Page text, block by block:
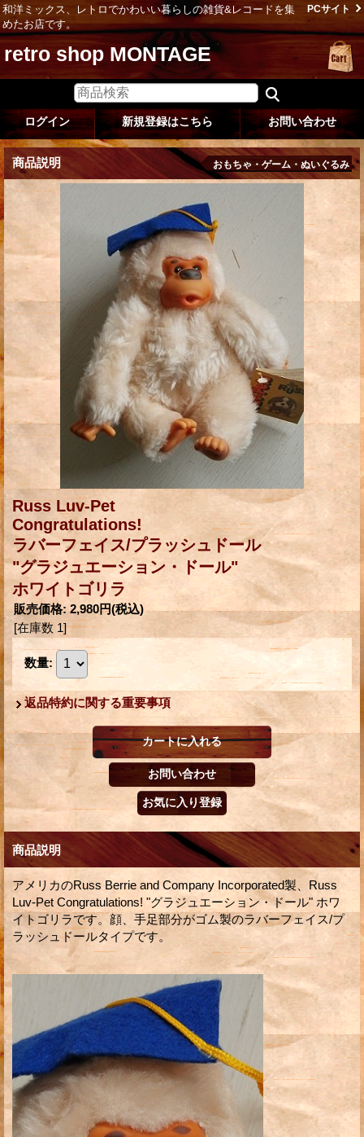
和洋ミックス、レトロでかわいい暮らしの雑貨&レコードを集
めたお店です。
PCサイト
retro shop MONTAGE
ログイン 新規登録はこちら お問い合わせ
商品説明 おもちゃ・ゲーム・ぬいぐるみ
Russ Luv-Pet
Congratulations!
ラバーフェイス/プラッシュドール
"グラジュエーション・ドール"
ホワイトゴリラ
販売価格: 2,980円(税込)
[在庫数 1]
数量:
返品特約に関する重要事項
商品説明
アメリカのRuss Berrie and Company Incorporated製、Russ
Luv-Pet Congratulations! "グラジュエーション・ドール" ホワ
イトゴリラです。顔、手足部分がゴム製のラバーフェイス/プ
ラッシュドールタイプです。